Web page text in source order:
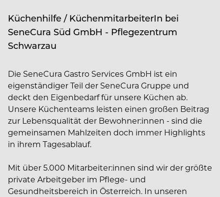
Küchenhilfe / KüchenmitarbeiterIn bei
SeneCura Süd GmbH - Pflegezentrum
Schwarzau
Die SeneCura Gastro Services GmbH ist ein
eigenständiger Teil der SeneCura Gruppe und
deckt den Eigenbedarf für unsere Küchen ab.
Unsere Küchenteams leisten einen großen Beitrag
zur Lebensqualität der Bewohner:innen - sind die
gemeinsamen Mahlzeiten doch immer Highlights
in ihrem Tagesablauf.
Mit über 5.000 Mitarbeiter:innen sind wir der größte
private Arbeitgeber im Pflege- und
Gesundheitsbereich in Österreich. In unseren